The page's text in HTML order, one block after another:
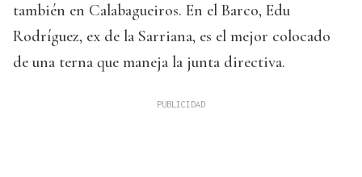
también en Calabagueiros. En el Barco, Edu
Rodríguez, ex de la Sarriana, es el mejor colocado
de una terna que maneja la junta directiva.